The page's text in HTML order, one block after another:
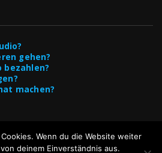
gehen?
bezahlen?
machen?
Wenn du die Website weiter
deinem Einverständnis aus.